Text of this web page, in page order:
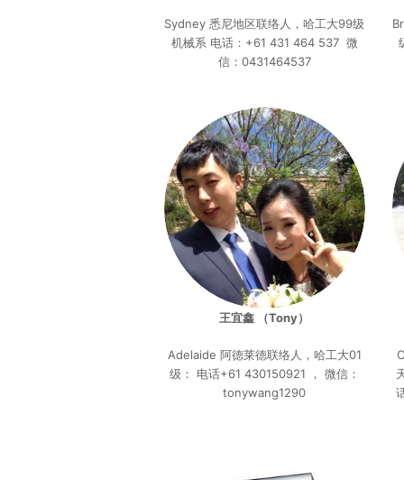
Sydney 悉尼地区联络人，哈工大99级
机械系 电话：+61 431 464 537 微
信：0431464537
王宜鑫 （Tony）
Adelaide 阿德莱德联络人，哈工大01
级： 电话+61 430150921 ， 微信：
tonywang1290